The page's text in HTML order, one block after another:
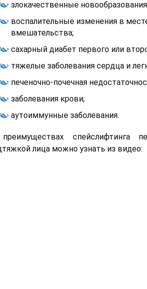
злокачественные
воспалительные изменения в
вмешательства;
сахарный диабет первого или
тяжелые заболевания сердца и
печеночно-почечная
заболевания крови;
аутоиммунные заболевания.
спейслифтинга
лица можно узнать из видео: